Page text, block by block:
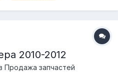
2010-2012
Продажа запчастей